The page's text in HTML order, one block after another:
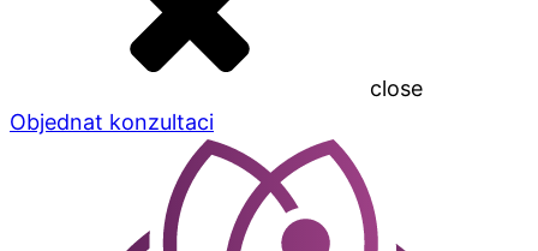
close
Objednat konzultaci